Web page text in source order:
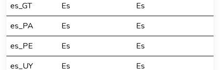
es_GT
Es
Es
es_PA
Es
Es
es_PE
Es
Es
es_UY
Es
Es